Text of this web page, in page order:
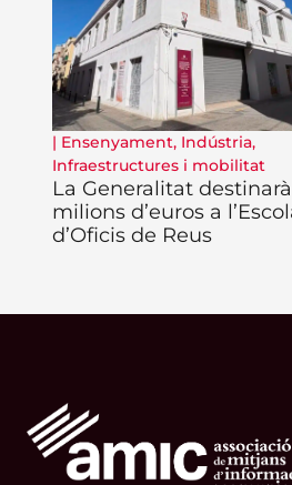
| Ensenyament, Indústria,
Infraestructures i mobilitat
La Generalitat destinarà
milions d’euros a
d’Oficis de Reus